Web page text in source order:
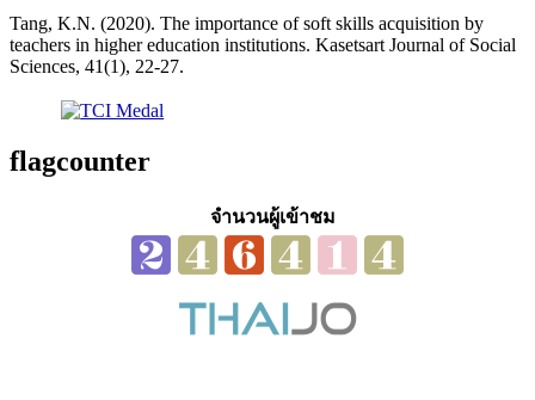
Tang, K.N. (2020). The importance of soft skills acquisition by
teachers in higher education institutions. Kasetsart Journal of Social
Sciences, 41(1), 22-27.
flagcounter
จำนวนผู้เข้าชม